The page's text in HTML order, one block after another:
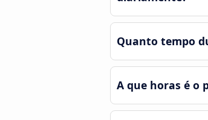
Quanto tempo
A que horas é o